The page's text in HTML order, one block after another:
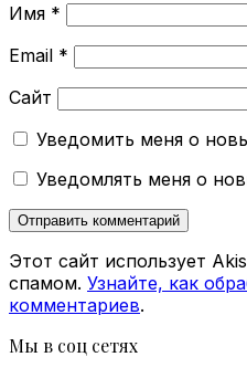
Имя *
Email *
Сайт
Уведомить меня о
Уведомлять меня о
Этот сайт использует
спамом. Узнайте, как
комментариев.
Мы в соц сетях